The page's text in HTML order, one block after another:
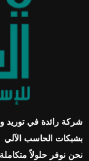
شركة رائدة في توريد
بشبكات الحاسب الآلي
نحن نوفر حلولاً